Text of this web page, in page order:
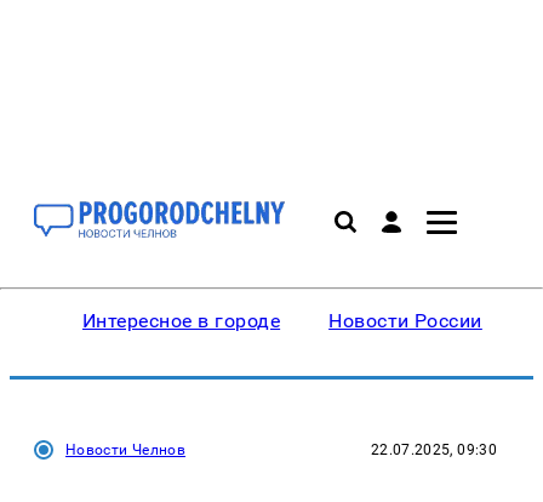
Интересное в городе Новости России
Новости Челнов 22.07.2025, 09:30